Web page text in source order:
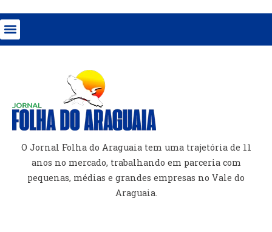
O Jornal Folha do Araguaia tem uma trajetória de 11
anos no mercado, trabalhando em parceria com
pequenas, médias e grandes empresas no Vale do
Araguaia.